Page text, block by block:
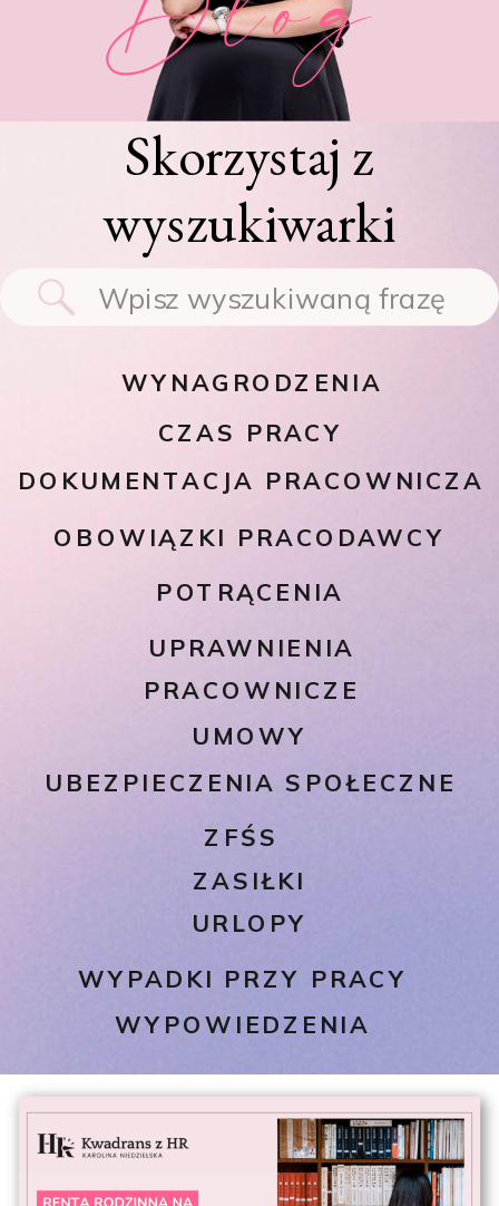
Skorzystaj z
wyszukiwarki
Search
for:
CZAS PRACY
DOKUMENTACJA PRACOWNICZA
OBOWIĄZKI PRACODAWCY
POTRĄCENIA
UMOWY
UBEZPIECZENIA SPOŁECZNE
URLOPY
UPRAWNIENIA
PRACOWNICZE
WYNAGRODZENIA
WYPADKI PRZY PRACY
WYPOWIEDZENIA
ZASIŁKI
ZFŚS